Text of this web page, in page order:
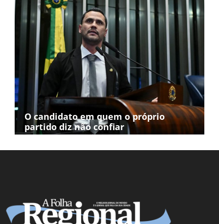
O candidato em quem o próprio
partido diz não confiar